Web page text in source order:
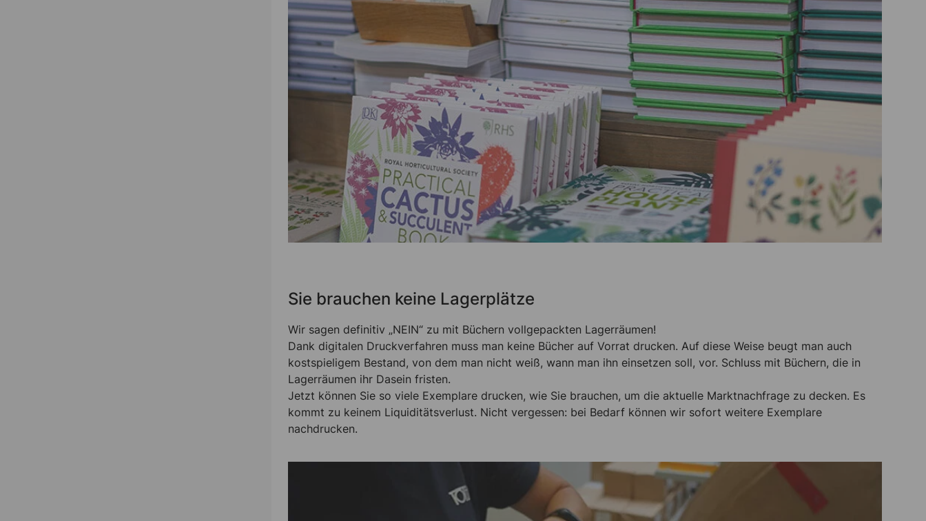
Sie brauchen keine Lagerplätze
Wir sagen definitiv „NEIN“ zu mit Büchern vollgepackten Lagerräumen!
Dank digitalen Druckverfahren muss man keine Bücher auf Vorrat drucken. Auf diese Weise beugt man auch
kostspieligem Bestand, von dem man nicht weiß, wann man ihn einsetzen soll, vor. Schluss mit Büchern, die in
Lagerräumen ihr Dasein fristen.
Jetzt können Sie so viele Exemplare drucken, wie Sie brauchen, um die aktuelle Marktnachfrage zu decken. Es
kommt zu keinem Liquiditätsverlust. Nicht vergessen: bei Bedarf können wir sofort weitere Exemplare
nachdrucken.